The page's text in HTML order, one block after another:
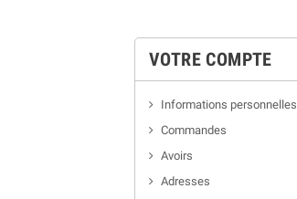
VOTRE COMPTE
Informations personnelles
Commandes
Avoirs
Adresses